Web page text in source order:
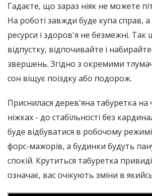
Гадаєте, що зараз ніяк не можете
На роботі завжди буде купа справ, а
ресурси і здоров'я не безмежні. Так
відпустку, відпочивайте і
звершень. Згідно з окремими
сон віщує поїздку або подорож.
Приснилася дерев'яна табуретка на
ніжках - до стабільності без
буде відбуватися в робочому режимі
форс-мажорів, а будинки будуть
спокій. Крутиться табуретка
означає, вас очікують зміни в